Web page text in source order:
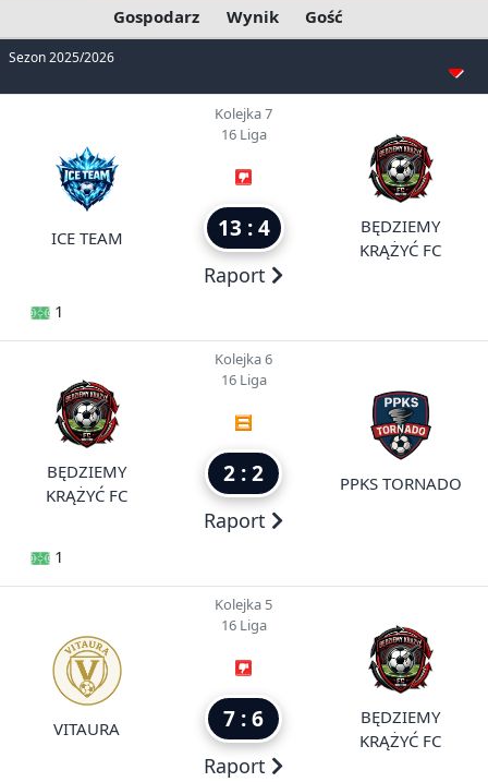
Gospodarz
Wynik Gość
Sezon 2025/2026
ICE TEAM
Kolejka 7
16 Liga
13 : 4
Raport
BĘDZIEMY
KRĄŻYĆ FC
1
BĘDZIEMY
KRĄŻYĆ FC
Kolejka 6
16 Liga
2 : 2
Raport
PPKS TORNADO
1
VITAURA
Kolejka 5
16 Liga
7 : 6
Raport
BĘDZIEMY
KRĄŻYĆ FC